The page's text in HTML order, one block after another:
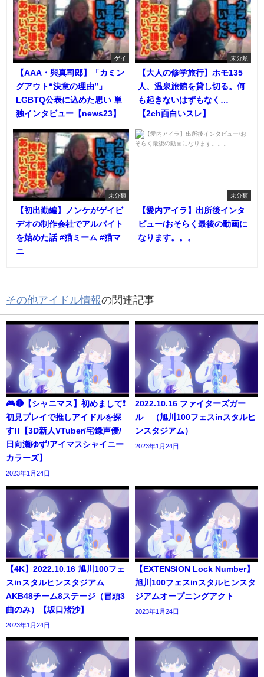
ゲイ
【AAA・與真司郎】「カミン
グアウト“決意の理由”」
LGBTQ公表に込めた思い 単
独インタビュー【news23】
未分類
【大人の修学旅行】ホモ135
人、温泉旅館を貸し切る。何
も起きないはずもなく…
【2ch面白いスレ】
未分類
【初出勤編】ノンケがゲイビ
デオの制作会社でアルバイト
を始めた話 #猫ミーム #猫マ
ニ
未分類
【愛内アイラ】出所後インタ
ビュー/おそらく最後の動画に
なります。。。
その他アイドル情報の関連記事
🎮🔴【シャニマス】初めまして❗️
初見プレイで推しアイドルを探
す!!【3D新人VTuber/宅録声優/
日向瀬ゆず/アイマスシャイニー
カラーズ】
2023年1月24日
2022.10.16 ファイターズガー
ル （旭川100フェスinスタルヒ
ンスタジアム）
2023年1月24日
【4K】2022.10.16 旭川100フェ
スinスタルヒンスタジアム
AKB48チーム8ステージ（冒頭3
曲のみ）【坂口渚沙】
2023年1月24日
【EXTENSION Lock Number】
旭川100フェスinスタルヒンスタ
ジアムオープニングアクト
2023年1月24日